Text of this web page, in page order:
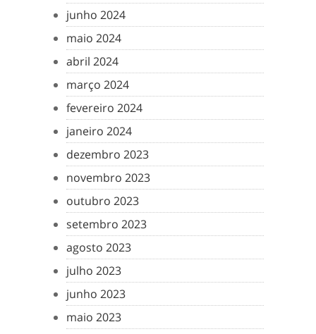
junho 2024
maio 2024
abril 2024
março 2024
fevereiro 2024
janeiro 2024
dezembro 2023
novembro 2023
outubro 2023
setembro 2023
agosto 2023
julho 2023
junho 2023
maio 2023